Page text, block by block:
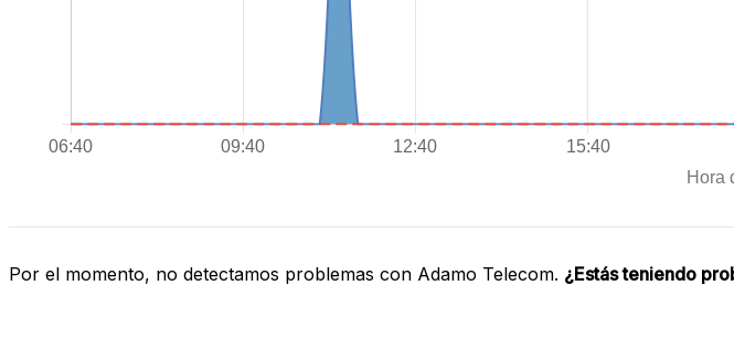
Por el momento, no detectamos problemas con Adamo Telecom. ¿Estás teniendo